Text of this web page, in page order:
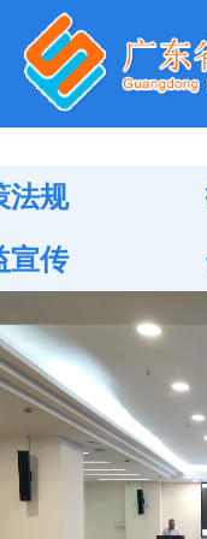
法规
宣传